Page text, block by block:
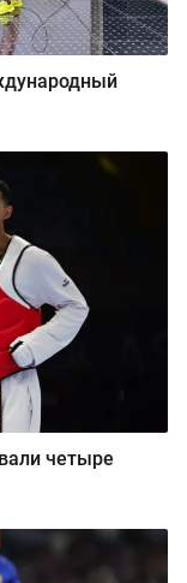
четыре